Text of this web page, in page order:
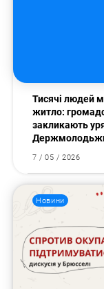
Тисячі людей
житло:
закликають
7 / 05 / 2026
Новини